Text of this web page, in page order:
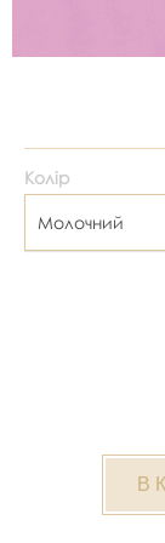
Колір
Молочний